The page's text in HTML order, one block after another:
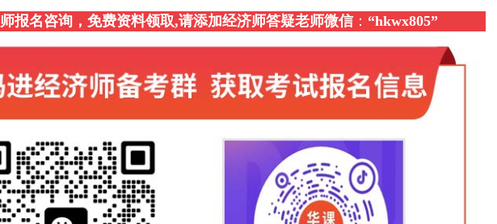
报名咨询，免费资料领取,请添加经济师答疑老师微信： “hkwx805”